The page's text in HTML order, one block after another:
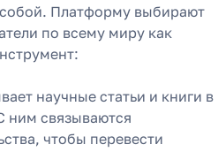
Платформу выбирают
по всему миру как
научные статьи и книги в
ним связываются
чтобы перевести